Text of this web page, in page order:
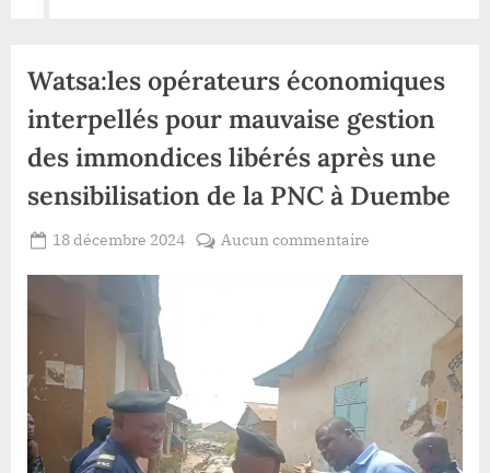
Watsa:les opérateurs économiques
interpellés pour mauvaise gestion
des immondices libérés après une
sensibilisation de la PNC à Duembe
Posted
18 décembre 2024
Aucun commentaire
opérateurs
économiques
interpellés
mauvaise
gestion
des
immondices